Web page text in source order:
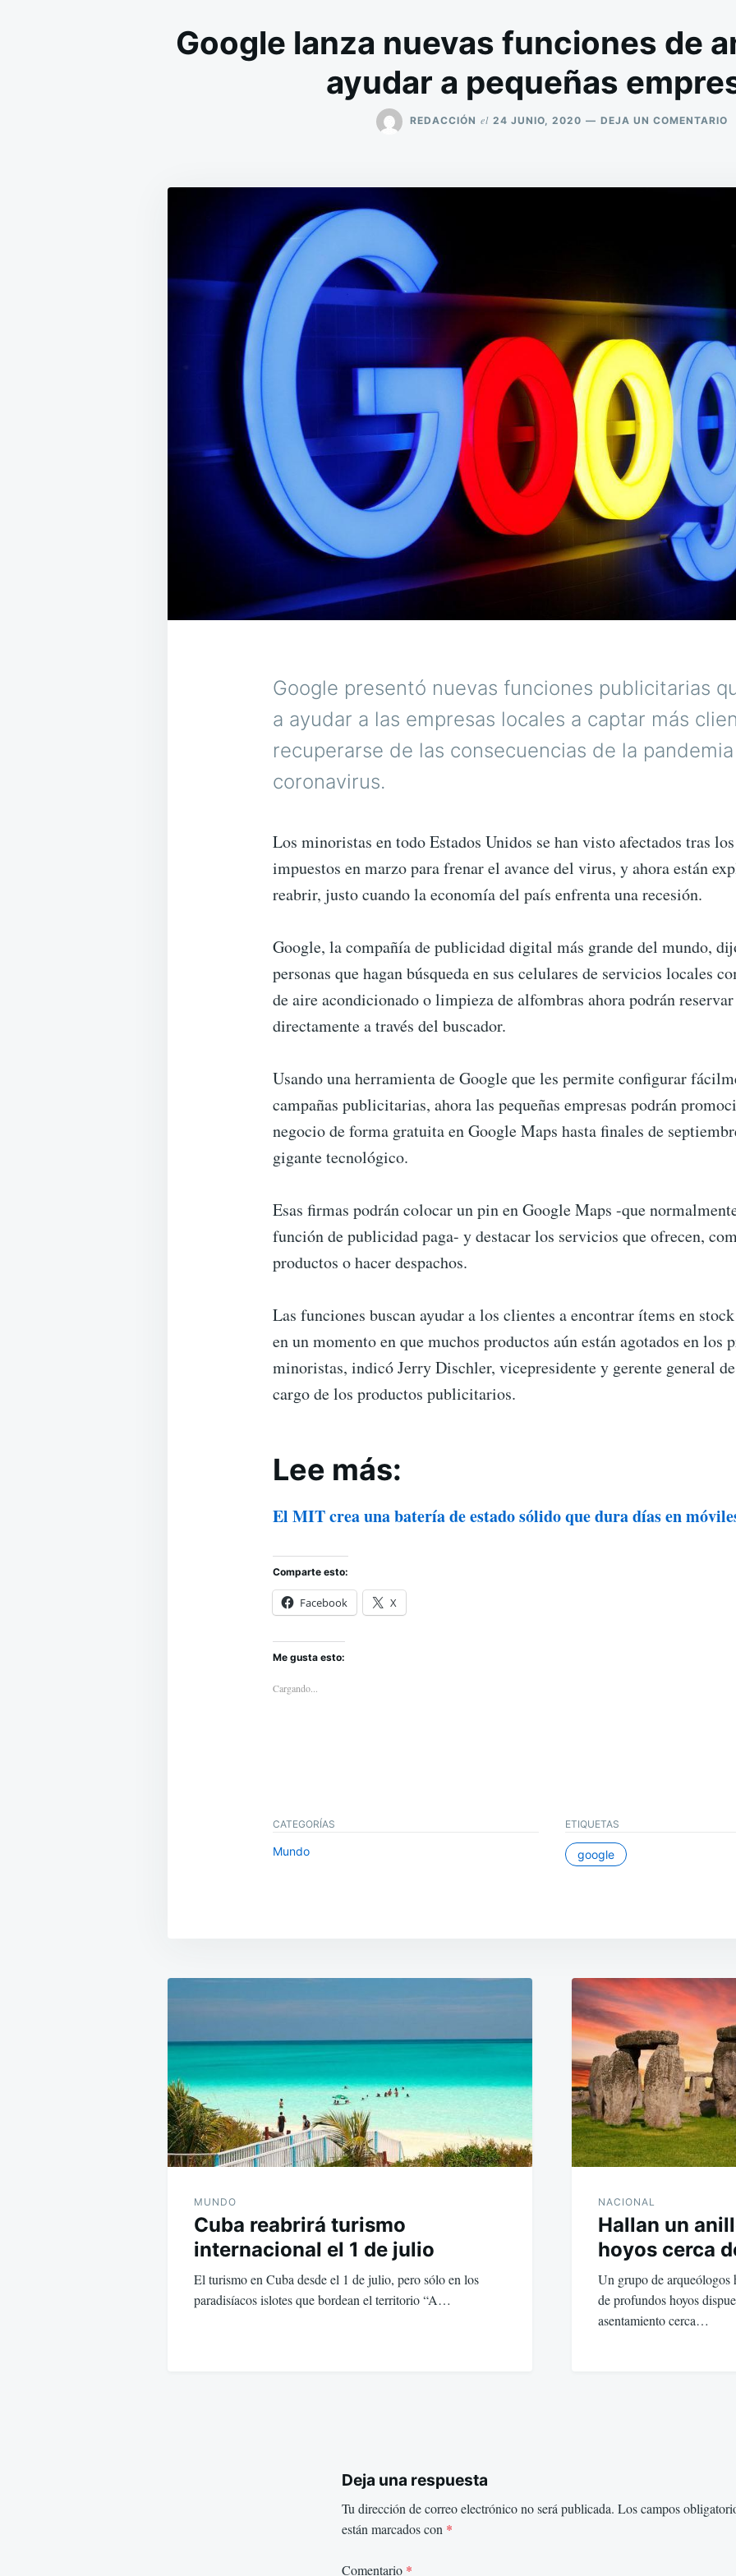
Google lanza nuevas funciones de
ayudar a pequeñas
REDACCIÓN el 24 JUNIO, 2020 DEJA UN COMENTARIO
Google presentó nuevas funciones publicitarias
a ayudar a las empresas locales a captar más
recuperarse de las consecuencias de la
coronavirus.
Los minoristas en todo Estados Unidos se han visto afectados tras
impuestos en marzo para frenar el avance del virus, y ahora están
reabrir, justo cuando la economía del país enfrenta una recesión.
Google, la compañía de publicidad digital más grande del mundo,
personas que hagan búsqueda en sus celulares de servicios locales
de aire acondicionado o limpieza de alfombras ahora podrán
directamente a través del buscador.
Usando una herramienta de Google que les permite configurar
campañas publicitarias, ahora las pequeñas empresas podrán
negocio de forma gratuita en Google Maps hasta finales de
gigante tecnológico.
Esas firmas podrán colocar un pin en Google Maps -que
función de publicidad paga- y destacar los servicios que ofrecen,
productos o hacer despachos.
Las funciones buscan ayudar a los clientes a encontrar ítems en
en un momento en que muchos productos aún están agotados en los
minoristas, indicó Jerry Dischler, vicepresidente y gerente general
cargo de los productos publicitarios.
Lee más:
El MIT crea una batería de estado sólido que dura días en
Comparte esto:
Facebook X
Me gusta esto:
Cargando...
CATEGORÍAS
Mundo
ETIQUETAS
google
Navegación
entradas
MUNDO
Cuba reabrirá turismo
internacional el 1 de julio
El turismo en Cuba desde el 1 de julio, pero sólo en los
paradisíacos islotes que bordean el territorio “A…
NACIONAL
Hallan un
hoyos cerca
Un grupo de
de profundos hoyos
asentamiento cerca…
Deja una respuesta
Tu dirección de correo electrónico no será publicada. Los campos
están marcados con *
Comentario *